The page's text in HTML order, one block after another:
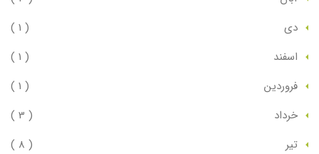
دي
( 1 )
اسفند
( 1 )
فروردين
( 1 )
خرداد
( 3 )
تير
( 8 )